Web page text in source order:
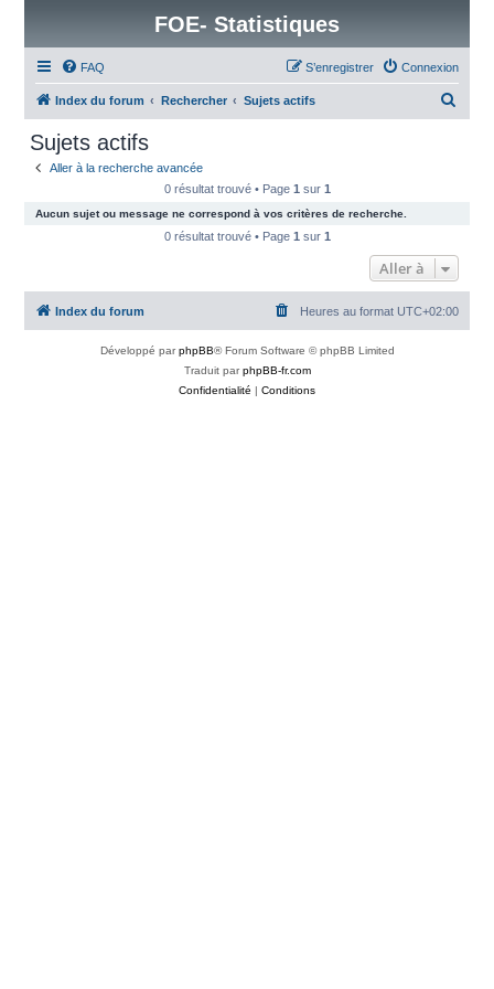
FOE- Statistiques
FAQ Connexion
S’enregistrer
Index du forum Rechercher Sujets actifs
c
e
Sujets actifs
Aller à la recherche avancée
0 résultat trouvé • Page 1 sur 1
Aucun sujet ou message ne correspond à vos critères de recherche.
0 résultat trouvé • Page 1 sur 1
Aller à
Index du forum Heures au format UTC+02:00
Développé parphpBB® Forum Software © phpBB Limited
Traduit parphpBB-fr.com
Confidentialité | Conditions